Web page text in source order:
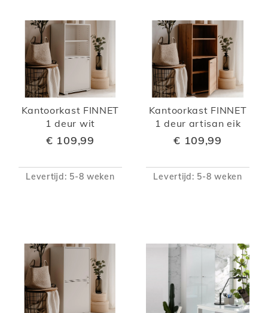
Kantoorkast FINNET
1 deur wit
€ 109,99
Levertijd: 5-8 weken
Kantoorkast FINNET
1 deur artisan eik
€ 109,99
Levertijd: 5-8 weken